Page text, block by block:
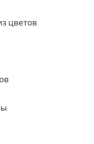
цветов